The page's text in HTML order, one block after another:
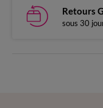
Retours
sous 30